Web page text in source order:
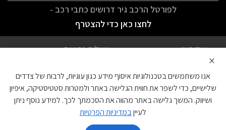
לפורטל הרכב גיר דרושים כתבי רכב -
לחצו כאן כדי להצטרף
אודותינו
שאלות נפוצות
הצהרת נגישות
צור קשר
עוגיות
×
אנו משתמשים בטכנולוגיות איסוף מידע כגון עוגיות, לרבות של צדדים
שלישיים, כדי לשפר את חווית הגלישה באתר ולמטרות סטטיסטיקה, איפיון
ושיווק. המשך גלישה באתר מהווה את הסכמתך לכך. למידע נוסף ניתן
לעייןבמדיניות הפרטיות